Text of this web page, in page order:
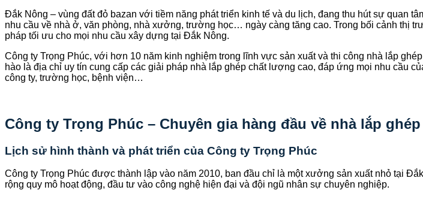
Đắk Nông – vùng đất đỏ bazan với tiềm năng phát triển kinh tế và du lịch, đang thu hút sự quan
nhu cầu về nhà ở, văn phòng, nhà xưởng, trường học… ngày càng tăng cao. Trong bối cảnh thị
pháp tối ưu cho mọi nhu cầu xây dựng tại Đắk Nông.
Công ty Trọng Phúc, với hơn 10 năm kinh nghiệm trong lĩnh vực sản xuất và thi công nhà lắp
hào là địa chỉ uy tín cung cấp các giải pháp nhà lắp ghép chất lượng cao, đáp ứng mọi nhu cầu
công ty, trường học, bệnh viện…
Công ty Trọng Phúc – Chuyên gia hàng đầu về nhà lắp
Lịch sử hình thành và phát triển của Công ty Trọng Phúc
Công ty Trọng Phúc được thành lập vào năm 2010, ban đầu chỉ là một xưởng sản xuất nhỏ tại
rộng quy mô hoạt động, đầu tư vào công nghệ hiện đại và đội ngũ nhân sự chuyên nghiệp.